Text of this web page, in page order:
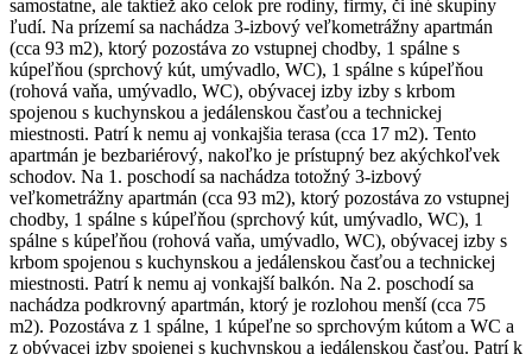
samostatne, ale taktiež ako celok pre rodiny, firmy, či iné skupiny
ľudí. Na prízemí sa nachádza 3-izbový veľkometrážny apartmán
(cca 93 m2), ktorý pozostáva zo vstupnej chodby, 1 spálne s
kúpeľňou (sprchový kút, umývadlo, WC), 1 spálne s kúpeľňou
(rohová vaňa, umývadlo, WC), obývacej izby izby s krbom
spojenou s kuchynskou a jedálenskou časťou a technickej
miestnosti. Patrí k nemu aj vonkajšia terasa (cca 17 m2). Tento
apartmán je bezbariérový, nakoľko je prístupný bez akýchkoľvek
schodov. Na 1. poschodí sa nachádza totožný 3-izbový
veľkometrážny apartmán (cca 93 m2), ktorý pozostáva zo vstupnej
chodby, 1 spálne s kúpeľňou (sprchový kút, umývadlo, WC), 1
spálne s kúpeľňou (rohová vaňa, umývadlo, WC), obývacej izby s
krbom spojenou s kuchynskou a jedálenskou časťou a technickej
miestnosti. Patrí k nemu aj vonkajší balkón. Na 2. poschodí sa
nachádza podkrovný apartmán, ktorý je rozlohou menší (cca 75
m2). Pozostáva z 1 spálne, 1 kúpeľne so sprchovým kútom a WC a
z obývacej izby spojenej s kuchynskou a jedálenskou časťou. Patrí k